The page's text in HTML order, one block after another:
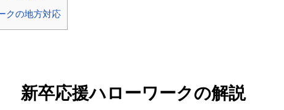
クの地方対応
新卒応援ハローワークの解説